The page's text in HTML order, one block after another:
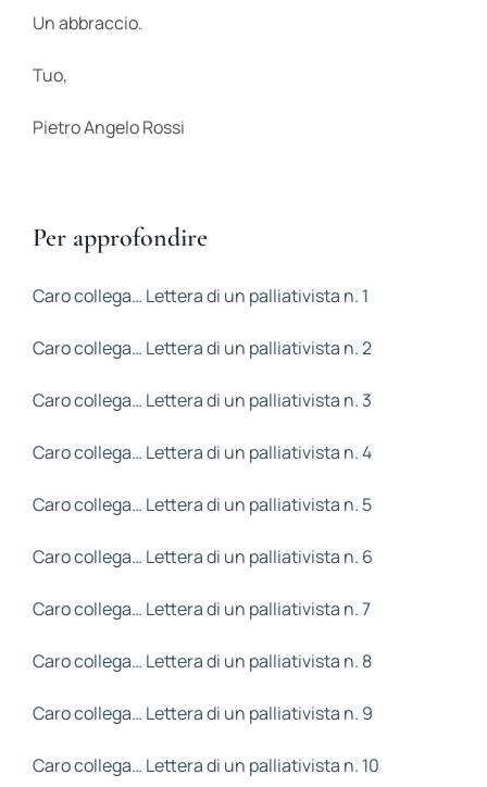
Un abbraccio.
Tuo,
Pietro Angelo Rossi
Per approfondire
Caro collega… Lettera di un palliativista n. 1
Caro collega… Lettera di un palliativista n. 2
Caro collega… Lettera di un palliativista n. 3
Caro collega… Lettera di un palliativista n. 4
Caro collega… Lettera di un palliativista n. 5
Caro collega… Lettera di un palliativista n. 6
Caro collega… Lettera di un palliativista n. 7
Caro collega… Lettera di un palliativista n. 8
Caro collega… Lettera di un palliativista n. 9
Caro collega… Lettera di un palliativista n. 10